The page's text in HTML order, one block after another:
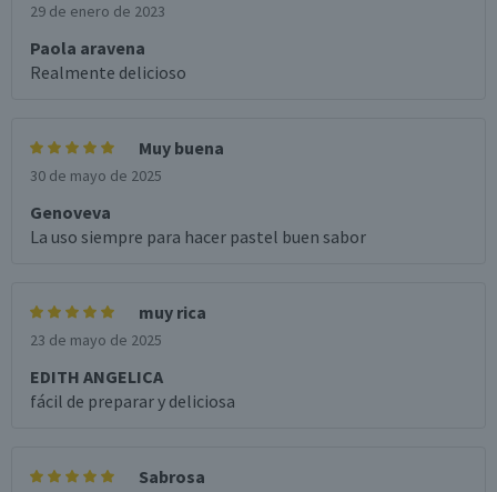
29 de enero de 2023
Paola aravena
Realmente delicioso
Muy buena
30 de mayo de 2025
Genoveva
La uso siempre para hacer pastel buen sabor
muy rica
23 de mayo de 2025
EDITH ANGELICA
fácil de preparar y deliciosa
Sabrosa